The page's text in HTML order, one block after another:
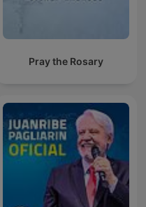
Pray the Rosary